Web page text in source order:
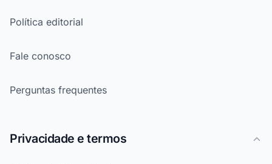
Política editorial
Fale conosco
Perguntas frequentes
Privacidade e termos